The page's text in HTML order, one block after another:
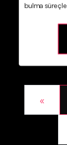
bulma
«